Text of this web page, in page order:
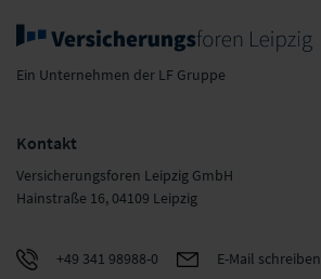
Ein Unternehmen der LF Gruppe
Kontakt
Versicherungsforen Leipzig GmbH
Hainstraße 16, 04109 Leipzig
+49 341 98988-0 E-Mail schreiben